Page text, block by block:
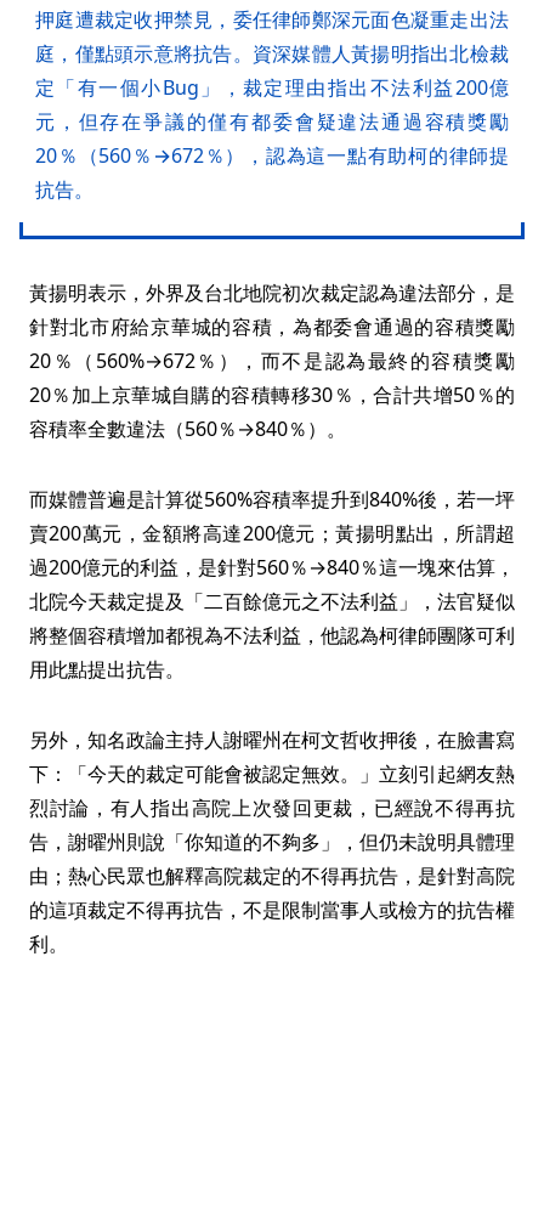
押庭遭裁定收押禁見，委任律師鄭深元面色凝重走出法
庭，僅點頭示意將抗告。資深媒體人黃揚明指出北檢裁
定「有一個小Bug」，裁定理由指出不法利益200億
元，但存在爭議的僅有都委會疑違法通過容積獎勵
20％（560％→672％），認為這一點有助柯的律師提
抗告。
黃揚明表示，外界及台北地院初次裁定認為違法部分，是
針對北市府給京華城的容積，為都委會通過的容積獎勵
20％（560%→672％），而不是認為最終的容積獎勵
20％加上京華城自購的容積轉移30％，合計共增50％的
容積率全數違法（560％→840％）。
而媒體普遍是計算從560%容積率提升到840%後，若一坪
賣200萬元，金額將高達200億元；黃揚明點出，所謂超
過200億元的利益，是針對560％→840％這一塊來估算，
北院今天裁定提及「二百餘億元之不法利益」，法官疑似
將整個容積增加都視為不法利益，他認為柯律師團隊可利
用此點提出抗告。
另外，知名政論主持人謝曜州在柯文哲收押後，在臉書寫
下：「今天的裁定可能會被認定無效。」立刻引起網友熱
烈討論，有人指出高院上次發回更裁，已經說不得再抗
告，謝曜州則說「你知道的不夠多」，但仍未說明具體理
由；熱心民眾也解釋高院裁定的不得再抗告，是針對高院
的這項裁定不得再抗告，不是限制當事人或檢方的抗告權
利。